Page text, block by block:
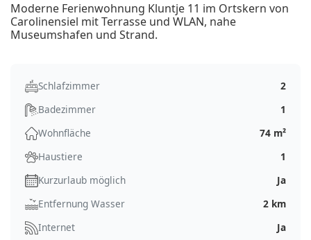
Moderne Ferienwohnung Kluntje 11 im Ortskern von
Carolinensiel mit Terrasse und WLAN, nahe
Museumshafen und Strand.
Schlafzimmer
2
Badezimmer
1
Wohnfläche
74 m²
Haustiere
1
Kurzurlaub möglich
Ja
Entfernung Wasser
2 km
Internet
Ja